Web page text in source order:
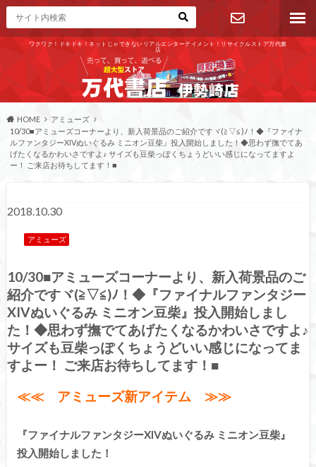
ワクワク！ドキドキ！ネットじゃできないリアルエンターテイメント！リサイクルストア万代書
店
お問い合わ
せ
HOME
アミューズ
10/30■アミューズコーナーより、新入荷景品のご紹介ですヾ(≧▽≦)ﾉ！◆『ファイナ
ルファンタジーXIVぬいぐるみ ミニオン豆柴』投入開始しました！◆思わず撫でてあ
げたくなるかわいさですよ♪ サイズも豆柴っぽくちょうどいい感じになってますよ
ー！ ご来店お待ちしてます！■
2018.10.30
アミューズ
10/30■アミューズコーナーより、新入荷景品のご
紹介ですヾ(≧▽≦)ﾉ！◆『ファイナルファンタジー
XIVぬいぐるみ ミニオン豆柴』投入開始しまし
た！◆思わず撫でてあげたくなるかわいさですよ♪
サイズも豆柴っぽくちょうどいい感じになってま
すよー！ ご来店お待ちしてます！■
≪≪ アミューズ新アイテム ≫≫
『ファイナルファンタジーXIVぬいぐるみ ミニオン豆柴』
投入開始しました！